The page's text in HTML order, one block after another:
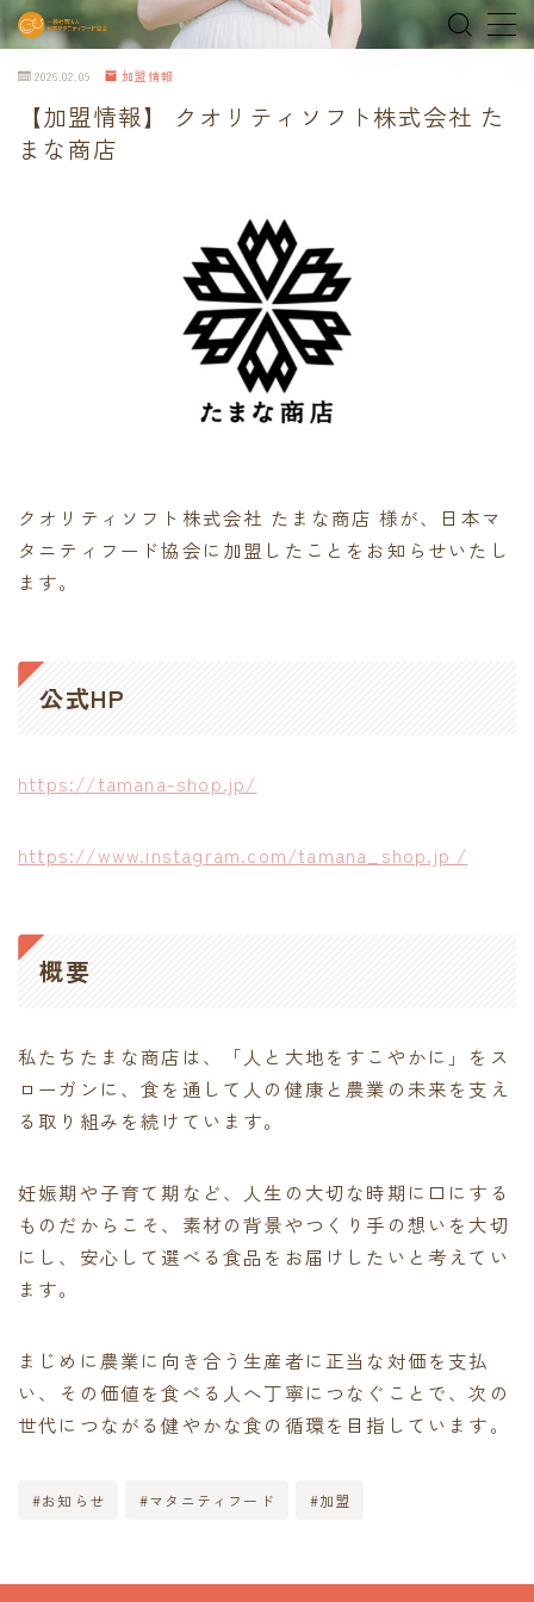
MENU
home
オンラインショップ
contact
2026.02.09 加盟情報
【加盟情報】 クオリティソフト株式会社 た
まな商店
クオリティソフト株式会社 たまな商店 様が、日本マ
タニティフード協会に加盟したことをお知らせいたし
ます。
公式HP
https://tamana-shop.jp/
https://www.instagram.com/tamana_shop.jp /
概要
私たちたまな商店は、「人と大地をすこやかに」をス
ローガンに、食を通して人の健康と農業の未来を支え
る取り組みを続けています。
妊娠期や子育て期など、人生の大切な時期に口にする
ものだからこそ、素材の背景やつくり手の想いを大切
にし、安心して選べる食品をお届けしたいと考えてい
ます。
まじめに農業に向き合う生産者に正当な対価を支払
い、その価値を食べる人へ丁寧につなぐことで、次の
世代につながる健やかな食の循環を目指しています。
#お知らせ #マタニティフード #加盟